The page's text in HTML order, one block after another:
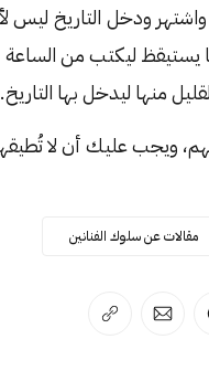
ودخل التاريخ ليس
يستيقظ ليكتب من الساعة
ويجب عليك أن لا
مقالات عن سلوك الفنانين
إن
على بينترست
انشر على الإيميل
انسخ الرابط